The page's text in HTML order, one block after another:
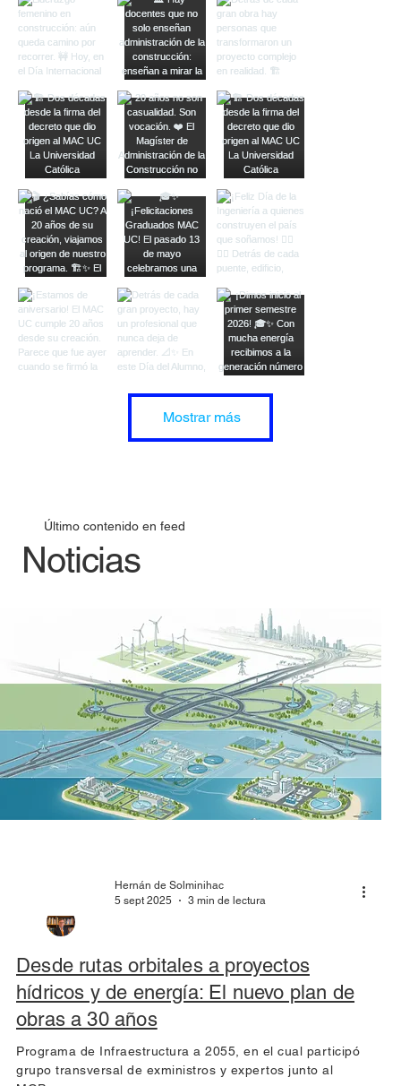
Mostrar más
Último contenido en feed
Noticias
Hernán de Solminihac
5 sept 2025
3 min de lectura
Desde rutas orbitales a proyectos
hídricos y de energía: El nuevo plan de
obras a 30 años
Programa de Infraestructura a 2055, en el cual participó
grupo transversal de exministros y expertos junto al